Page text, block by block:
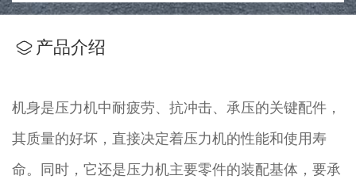
产品介绍
机身是压力机中耐疲劳、抗冲击、承压的关键配件，
其质量的好坏，直接决定着压力机的性能和使用寿
命。同时，它还是压力机主要零件的装配基体，要承